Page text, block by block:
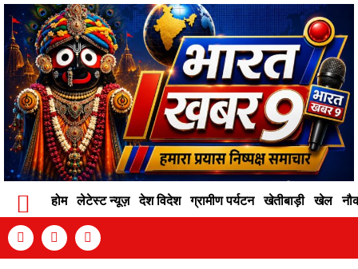
होम लेटेस्ट न्यूज़ देश विदेश ग्रामीण पर्यटन खेतीबाड़ी खेल